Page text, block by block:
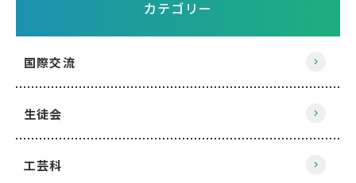
カテゴリー
国際交流
生徒会
工芸科